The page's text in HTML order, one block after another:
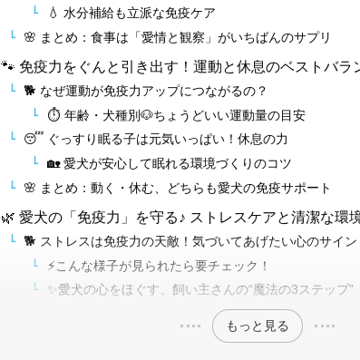
💧 水分補給も立派な免疫ケア
🌸 まとめ：食事は「愛情と観察」がいちばんのサプリ
🐾 免疫力をぐんと引き出す！運動と休息のベストバラ
🐕 なぜ運動が免疫力アップにつながるの？
⏱️ 年齢・犬種別🐶ちょうどいい運動量の目安
😴 ぐっすり眠る子は元気いっぱい！休息の力
🏡 愛犬が安心して眠れる環境づくりのコツ
🌸 まとめ：動く・休む、どちらも愛犬の免疫サポート
🌿 愛犬の「免疫力」を守る♪ ストレスケアと清潔な環
🐕 ストレスは免疫力の天敵！気づいてあげたい心のサイン
⚡️こんな様子が見られたら要チェック！
✨️愛犬の心をほぐす、飼い主さんの“魔法の3ステップ”
もっと見る